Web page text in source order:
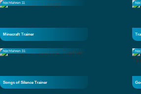
hochfahren 11
Minecraft Trainer
hochfahren 31
Songs of Silence Trainer